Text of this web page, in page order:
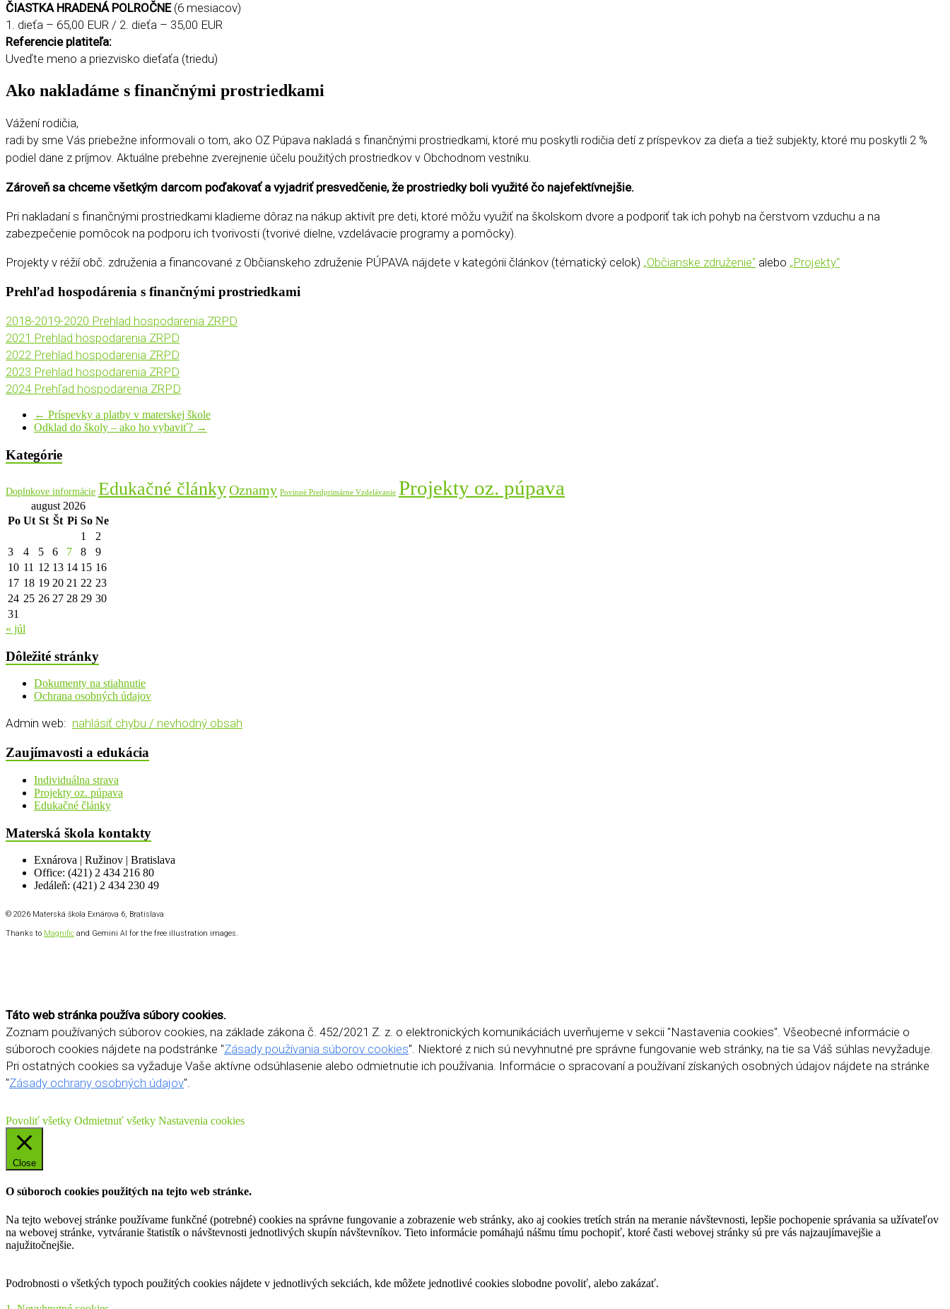
ČIASTKA HRADENÁ POLROČNE (6 mesiacov)
1. dieťa – 65,00 EUR / 2. dieťa – 35,00 EUR
Referencie platiteľa:
Uveďte meno a priezvisko dieťaťa (triedu)
Ako nakladáme s finančnými prostriedkami
Vážení rodičia,
radi by sme Vás priebežne informovali o tom, ako OZ Púpava nakladá s finančnými prostriedkami, ktoré mu poskytli rodičia detí z príspevkov za dieťa a tiež subjekty, ktoré mu poskytli 2 %
podiel dane z príjmov. Aktuálne prebehne zverejnenie účelu použitých prostriedkov v Obchodnom vestníku.
Zároveň sa chceme všetkým darcom poďakovať a vyjadriť presvedčenie, že prostriedky boli využité čo najefektívnejšie.
Pri nakladaní s finančnými prostriedkami kladieme dôraz na nákup aktivít pre deti, ktoré môžu využiť na školskom dvore a podporiť tak ich pohyb na čerstvom vzduchu a na
zabezpečenie pomôcok na podporu ich tvorivosti (tvorivé dielne, vzdelávacie programy a pomôcky).
Projekty v réžií obč. združenia a financované z Občianskeho združenie PÚPAVA nájdete v kategórii článkov (tématický celok) „Občianske združenie“ alebo „Projekty“
Prehľad hospodárenia s finančnými prostriedkami
2018-2019-2020 Prehlad hospodarenia ZRPD
2021 Prehlad hospodarenia ZRPD
2022 Prehlad hospodarenia ZRPD
2023 Prehlad hospodarenia ZRPD
2024 Prehľad hospodarenia ZRPD
← Príspevky a platby v materskej škole
Odklad do školy – ako ho vybaviť? →
Kategórie
Doplnkove informácie Edukačné článkyOznamy Povinné Predprimárne Vzdelávanie Projekty oz. púpava
august 2026
Po Ut St Št Pi So Ne
1
2
3
4 5 6 7 8
9
10 11 12 13 14 15 16
17 18 19 20 21 22 23
24 25 26 27 28 29 30
31
« júl
Dôležité stránky
Dokumenty na stiahnutie
Ochrana osobných údajov
Admin web: nahlásiť chybu / nevhodný obsah
Zaujímavosti a edukácia
Individuálna strava
Projekty oz. púpava
Edukačné články
Materská škola kontakty
Exnárova | Ružinov | Bratislava
Office: (421) 2 434 216 80
Jedáleň: (421) 2 434 230 49
© 2026 Materská škola Exnárova 6, Bratislava
Thanks to Magnific and Gemini AI for the free illustration images.
Táto web stránka používa súbory cookies.
Zoznam používaných súborov cookies, na základe zákona č. 452/2021 Z. z. o elektronických komunikáciách uverňujeme v sekcii "Nastavenia cookies". Všeobecné informácie o
súboroch cookies nájdete na podstránke "Zásady používania súborov cookies". Niektoré z nich sú nevyhnutné pre správne fungovanie web stránky, na tie sa Váš súhlas nevyžaduje.
Pri ostatných cookies sa vyžaduje Vaše aktívne odsúhlasenie alebo odmietnutie ich používania. Informácie o spracovaní a používaní získaných osobných údajov nájdete na stránke
"Zásady ochrany osobných údajov".
Povoliť všetky Odmietnuť všetky Nastavenia cookies
Close
O súboroch cookies použitých na tejto web stránke.
Na tejto webovej stránke používame funkčné (potrebné) cookies na správne fungovanie a zobrazenie web stránky, ako aj cookies tretích strán na meranie návštevnosti, lepšie pochopenie správania sa užívateľov
na webovej stránke, vytváranie štatistík o návštevnosti jednotlivých skupín návštevníkov. Tieto informácie pomáhajú nášmu tímu pochopiť, ktoré časti webovej stránky sú pre vás najzaujímavejšie a
najužitočnejšie.
Podrobnosti o všetkých typoch použitých cookies nájdete v jednotlivých sekciách, kde môžete jednotlivé cookies slobodne povoliť, alebo zakázať.